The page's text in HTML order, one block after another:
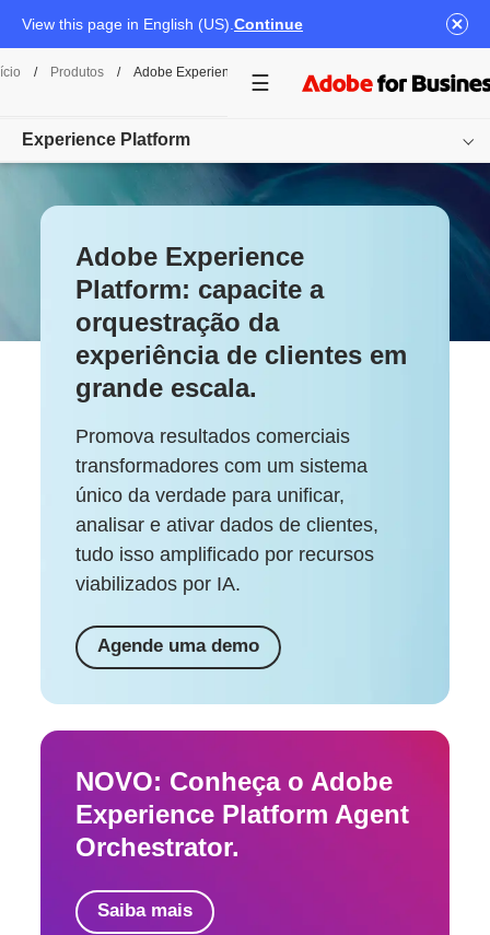
View this page in English (US). Continue
/ Produtos / Adobe Experience Platform
Experience Platform
Visão geral
Produtos
Documentação
Materiais
Começar
Adobe Experience
Platform: capacite a
orquestração da
experiência de clientes em
grande escala.
Promova resultados comerciais
transformadores com um sistema
único da verdade para unificar,
analisar e ativar dados de clientes,
tudo isso amplificado por recursos
viabilizados por IA.
Agende uma demo
NOVO: Conheça o Adobe
Experience Platform Agent
Orchestrator.
Saiba mais